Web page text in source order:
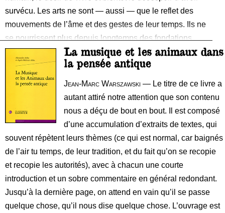
survécu. Les arts ne sont — aussi — que le reflet des
mouvements de l’âme et des gestes de leur temps. Ils ne
se nourrissent plus depuis longtemps des fondations
chrétiennes qui les ont baptisés dans l’Europe
médiévale. Ils jouent à se faire peur
La musique et les animaux dans
la pensée antique
Jean-Marc Warszawski — Le titre de ce livre a
autant attiré notre attention que son contenu
nous a déçu de bout en bout. Il est composé
d’une accumulation d’extraits de textes, qui
souvent répètent leurs thèmes (ce qui est normal, car baignés
de l’air tu temps, de leur tradition, et du fait qu’on se recopie
et recopie les autorités), avec à chacun une courte
introduction et un sobre commentaire en général redondant.
Jusqu’à la dernière page, on attend en vain qu’il se passe
quelque chose, qu’il nous dise quelque chose. L’ouvrage est